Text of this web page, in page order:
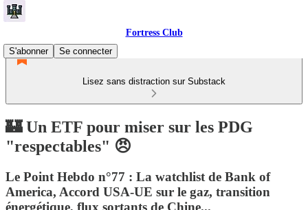
Fortress Club
S'abonner
Se connecter
Lisez sans distraction sur Substack
🏰 Un ETF pour miser sur les PDG
"respectables" 😠
Le Point Hebdo n°77 : La watchlist de Bank of
America, Accord USA-UE sur le gaz, transition
énergétique, flux sortants de Chine...